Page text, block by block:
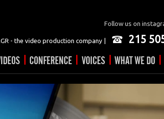
Follow us on
- the video production company | 215
| CONFERENCE | VOICES | WHAT WE DO |